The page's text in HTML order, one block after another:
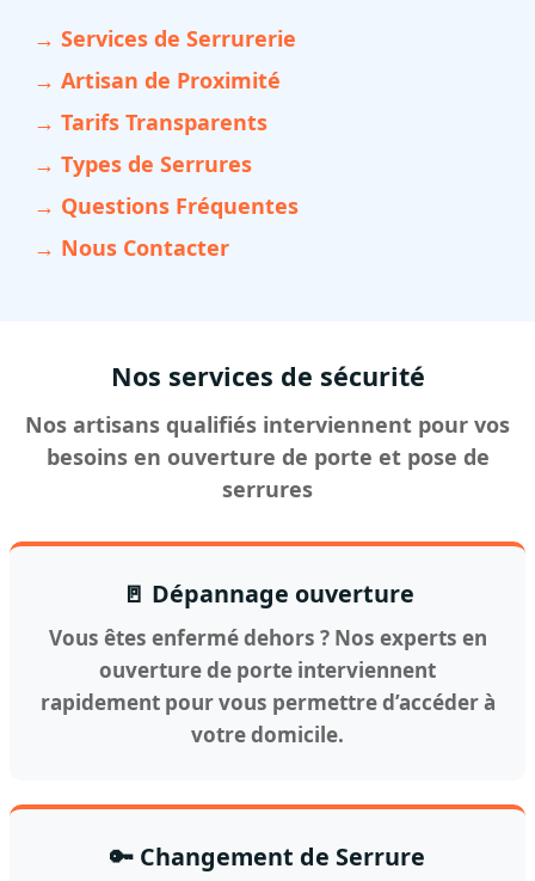
→ Services de Serrurerie
→ Artisan de Proximité
→ Tarifs Transparents
→ Types de Serrures
→ Questions Fréquentes
→ Nous Contacter
Nos services de sécurité
Nos artisans qualifiés interviennent pour vos
besoins en ouverture de porte et pose de
serrures
🚪 Dépannage ouverture
Vous êtes enfermé dehors ? Nos experts en
ouverture de porte interviennent
rapidement pour vous permettre d’accéder à
votre domicile.
🔑 Changement de Serrure